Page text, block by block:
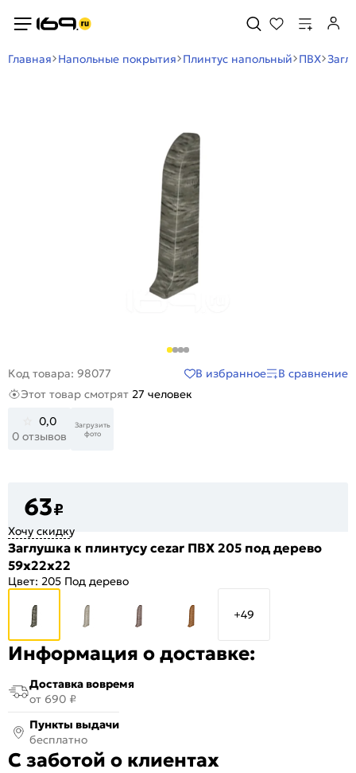
Главная Напольные покрытия Плинтус напольный ПВХ
Код товара: 98077 В избранное
В сравнение
Этот товар смотрят 27 человек
0,0
0 отзывов
Загрузить
фото
63₽
Хочу скидку
Заглушка к плинтусу cezar ПВХ 205 под дерево
59x22x22
Цвет: 205 Под дерево
+49
Информация о доставке:
Доставка вовремя
от 690 ₽
Пункты выдачи
бесплатно
С заботой о клиентах